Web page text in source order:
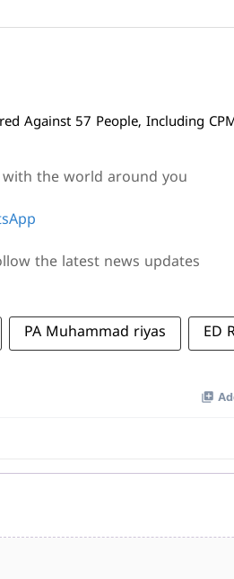
Against 57 People, Including
the world around you
the latest news updates
PA Muhammad riyas ED